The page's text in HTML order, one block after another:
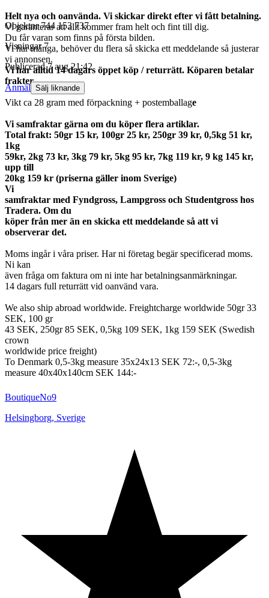
Helt nya och oanvända. Vi skickar direkt efter vi fått betalning.
Vi garanterar att allt kommer fram helt och fint till dig.
Du får varan som finns på första bilden.
Vi har många, behöver du flera så skicka ett meddelande så justerar
vi annonsen.
Vi har alltid 14 dagars öppet köp / returrätt. Köparen betalar
frakter.
Vikt ca 28 gram med förpackning + postemballage
Vi samfraktar gärna om du köper flera artiklar.
Total frakt: 50gr 15 kr, 100gr 25 kr, 250gr 39 kr, 0,5kg 51 kr,
1kg
59kr, 2kg 73 kr, 3kg 79 kr, 5kg 95 kr, 7kg 119 kr, 9 kg 145 kr,
upp till
20kg 159 kr (priserna gäller inom Sverige)
Vi
samfraktar med Fyndgross, Lampgross och Studentgross hos
Tradera. Om du
köper från mer än en skicka ett meddelande så att vi
observerar det.
Moms ingår i våra priser. Har ni företag begär specificerad moms.
Ni kan
även fråga om faktura om ni inte har betalningsanmärkningar.
14 dagars full returrätt vid oanvänd vara.
We also ship abroad worldwide. Freightcharge worldwide 50gr 33
SEK, 100 gr
43 SEK, 250gr 85 SEK, 0,5kg 109 SEK, 1kg 159 SEK (Swedish
crown
worldwide price freight)
To Denmark 0,5-3kg measure 35x24x13 SEK 72:-, 0,5-3kg
measure 40x40x140cm SEK 144:-
Objektnr 744 153 737
Visningar 7
Publicerad 7 aug 21:42
Anmäl Sälj liknande
BoutiqueNo9
Helsingborg, Sverige